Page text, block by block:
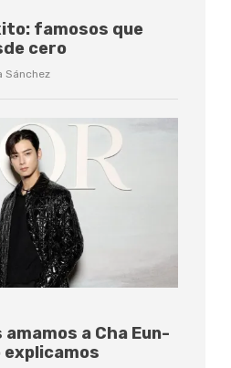
famosos que
cero
Sánchez
a Cha Eun-
explicamos